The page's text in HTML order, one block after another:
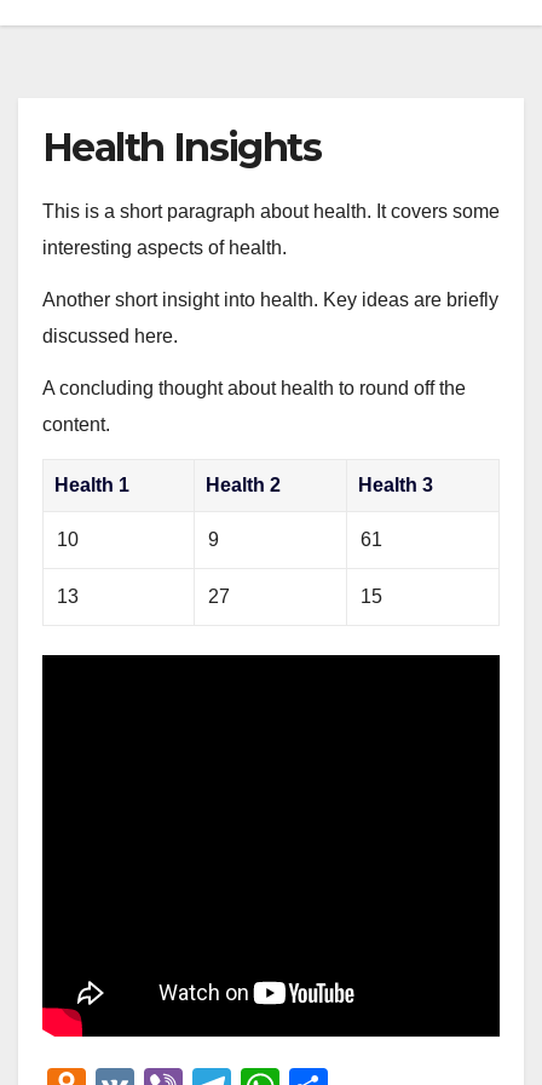
Health Insights
This is a short paragraph about health. It covers some
interesting aspects of health.
Another short insight into health. Key ideas are briefly
discussed here.
A concluding thought about health to round off the
content.
Health 1 Health 2 Health 3
10 9 61
13 27 15